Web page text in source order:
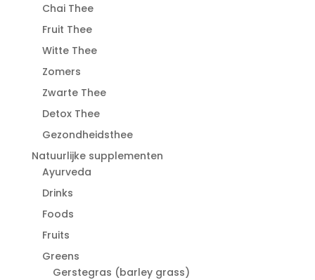
Chai Thee
Fruit Thee
Witte Thee
Zomers
Zwarte Thee
Detox Thee
Gezondheidsthee
Natuurlijke supplementen
Ayurveda
Drinks
Foods
Fruits
Greens
Gerstegras (barley grass)